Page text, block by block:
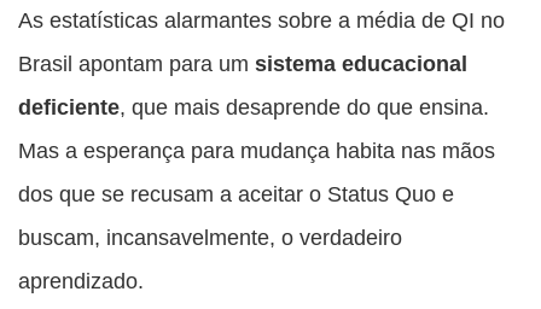
As estatísticas alarmantes sobre a média de QI no
Brasil apontam para um sistema educacional
deficiente, que mais desaprende do que ensina.
Mas a esperança para mudança habita nas mãos
dos que se recusam a aceitar o Status Quo e
buscam, incansavelmente, o verdadeiro
aprendizado.